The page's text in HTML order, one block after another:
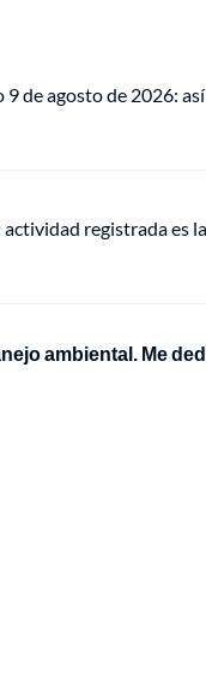
de agosto de 2026:
registrada es
ambiental. Me